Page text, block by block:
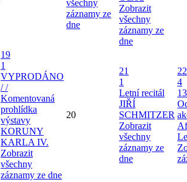
všechny
záznamy ze
dne
Zobrazit
všechny
záznamy ze
dne
19
1
VYPRODÁNO
/ /
Komentovaná
prohlídka
výstavy
KORUNY
KARLA IV.
Zobrazit
všechny
záznamy ze dne
20
21
1
Letní recitál
JIŘÍ
SCHMITZER
Zobrazit
všechny
záznamy ze
dne
22
4